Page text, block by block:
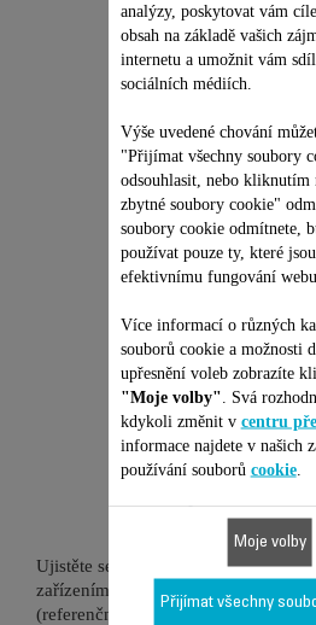
CENA
SÁČKOVÝ
VYSAVAČ
Žádná cenová
záruky na 6
1 199,00
Přidat do nákupního
Je vhodné
Ujistěte se, že je tato položka
zařízením/produktem. Zadejte
(referenční číslo) do vyhledávacího
analýzy, poskytovat vám
obsah na základě vašich
internetu a umožnit vám
sociálních médiích.
Výše uvedené chování
"Přijímat všechny soubory
odsouhlasit, nebo kliknutím
zbytné soubory cookie"
soubory cookie odmítnete,
používat pouze ty, které
efektivnímu fungování webu.
Více informací o různých
souborů cookie a možnosti
upřesnění voleb zobrazíte
"Moje volby" . Svá
kdykoli změnit v centru
informace najdete v našich
používání souborů cookie.
Moje volby
Přijímat všechny